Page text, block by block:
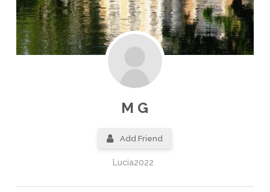
M G
Add Friend
Lucia2022